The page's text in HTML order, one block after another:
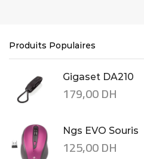
Produits Populaires
Gigaset DA210
179,00DH
Ngs EVO Souris
125,00DH